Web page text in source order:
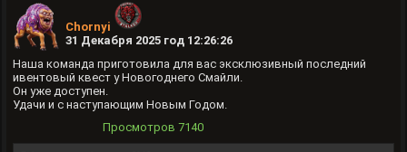
Chornyi
31 Декабря 2025 год 12:26:26
Наша команда приготовила для вас эксклюзивный последний
ивентовый квест у Новогоднего Смайли.
Он уже доступен.
Удачи и с наступающим Новым Годом.
Просмотров 7140